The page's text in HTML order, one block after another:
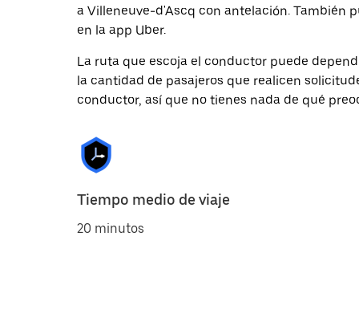
a Villeneuve-d'Ascq con antelación. También
en la app Uber.
La ruta que escoja el conductor puede
la cantidad de pasajeros que realicen
conductor, así que no tienes nada de qué
Tiempo medio de viaje
20 minutos